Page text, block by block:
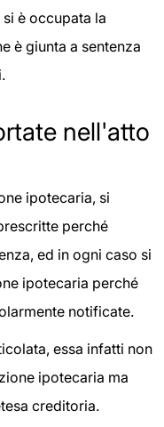
è occupata la
è giunta a sentenza
nell'atto
ipotecaria, si
perché
ed in ogni caso si
ipotecaria perché
notificate.
essa infatti non
ipotecaria ma
creditoria.